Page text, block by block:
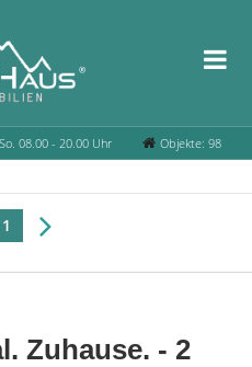
08.00 - 20.00 Uhr Objekte: 98
1
Zuhause. - 2